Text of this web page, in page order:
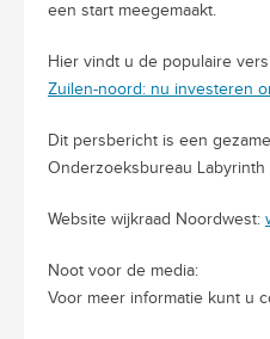
een start meegemaakt.
Hier vindt u de populaire
Zuilen-noord: nu investeren
Dit persbericht is een
Onderzoeksbureau
Website wijkraad Noordwest:
Noot voor de media:
Voor meer informatie kunt u